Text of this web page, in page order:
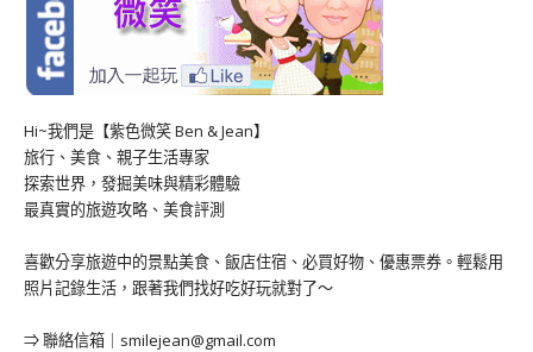
Hi~我們是【紫色微笑 Ben & Jean】
旅行、美食、親子生活專家
探索世界，發掘美味與精彩體驗
最真實的旅遊攻略、美食評測
喜歡分享旅遊中的景點美食、飯店住宿、必買好物、優惠票券。輕鬆用
照片記錄生活，跟著我們找好吃好玩就對了～
⇒ 聯絡信箱｜ smilejean@gmail.com